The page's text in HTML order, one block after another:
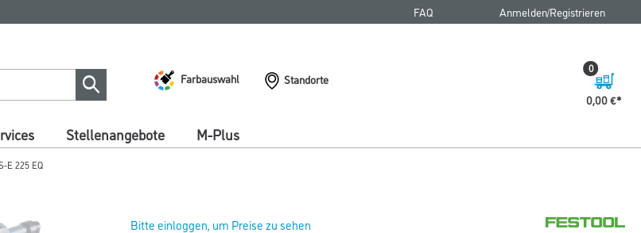
FAQ Anmelden/Registrieren
Farbauswahl
Standorte
0,00 €
0
Stellenangebote M-Plus
E 225 EQ
Bitte einloggen, um Preise zu sehen